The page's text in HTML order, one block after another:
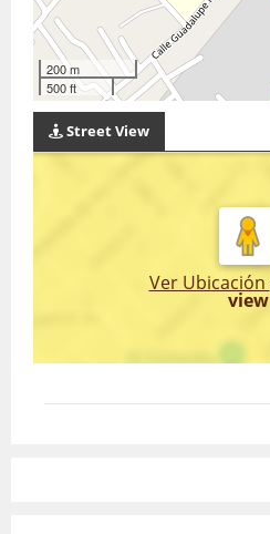
200 m
500 ft
Street View
Ver Ubicación
view